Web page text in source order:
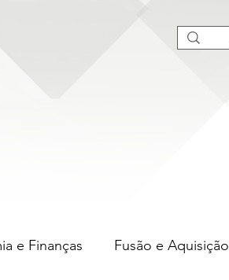
e Finanças Fusão e Aquisição